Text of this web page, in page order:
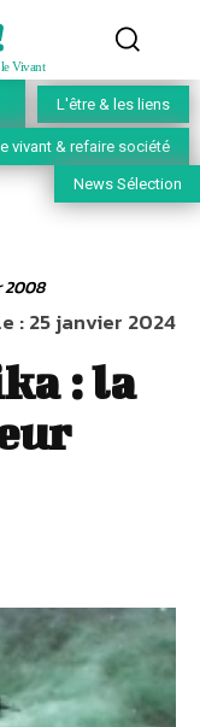
Vivant
L'être & les liens
vivant & refaire société
News Sélection
2008
:25 janvier 2024
: la